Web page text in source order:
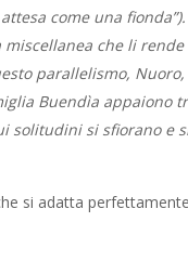
come una
che li
parallelismo, Nuoro,
Buendìa appaiono
solitudini si sfiorano e
si adatta